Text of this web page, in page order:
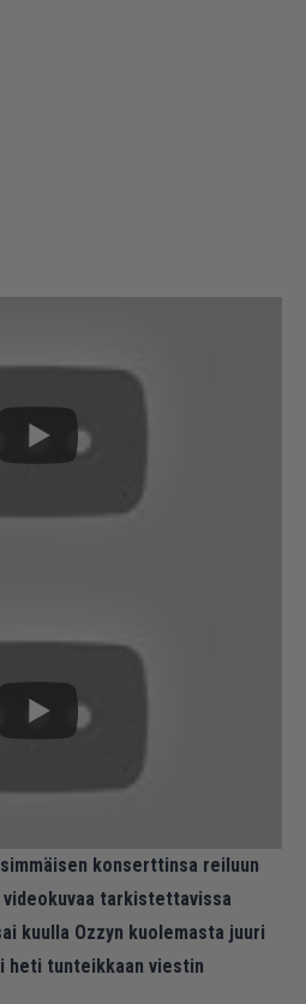
konserttinsa reiluun
tarkistettavissa
kuulla Ozzyn kuolemasta juuri
heti tunteikkaan viestin